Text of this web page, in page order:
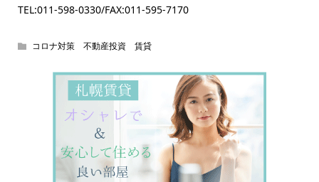
TEL:011-598-0330/FAX:011-595-7170
コロナ対策 不動産投資 賃貸